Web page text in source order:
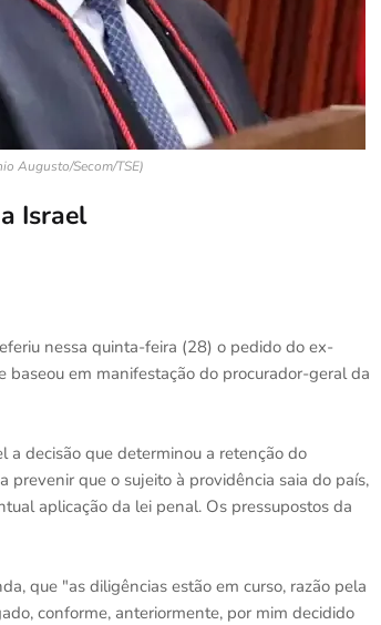
Augusto/Secom/TSE)
Israel
nessa quinta-feira (28) o pedido do ex-
baseou em manifestação do procurador-geral da
a decisão que determinou a retenção do
que o sujeito à providência saia do país,
aplicação da lei penal. Os pressupostos da
que "as diligências estão em curso, razão pela
conforme, anteriormente, por mim decidido